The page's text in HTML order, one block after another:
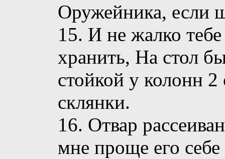
Оружейника, если
15. И не жалко
хранить, На стол
стойкой у колонн 2
склянки.
16. Отвар
мне проще его